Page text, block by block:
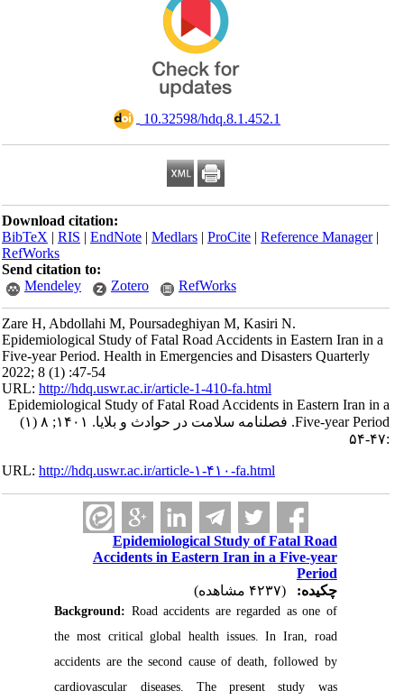
‎ 10.32598/hdq.8.1.452.1
Download citation:
BibTeX|RIS|EndNote|Medlars|ProCite|Reference Manager
RefWorks
Send citation to:
Mendeley
Zotero RefWorks
Zare H, Abdollahi M, Poursadeghiyan M, Kasiri N.
Epidemiological Study of Fatal Road Accidents in Eastern Iran in a
Five-year Period. Health in Emergencies and Disasters Quarterly
2022; 8 (1) :47-54
URL:http://hdq.uswr.ac.ir/article-1-410-fa.html
Epidemiological Study of Fatal Road Accidents in Eastern Iran in a
Five-year Period. فصلنامه سلامت در حوادث و بلایا. ۱۴۰۱; ۸ (۱)
URL:http://hdq.uswr.ac.ir/article-۱-۴۱۰-fa.html
Epidemiological Study of Fatal Road
Accidents in Eastern Iran in a Five-year
Period
چکیده:
Background:Road accidents are regarded as one of
the most critical global health issues. In Iran, road
accidents are the second cause of death, followed by
cardiovascular diseases. The present study was